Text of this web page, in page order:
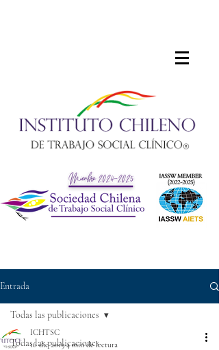
Entrada
Todas las publicaciones
Todas las publicaciones
ICHTSC
16 dic 2019 4 min de lectura